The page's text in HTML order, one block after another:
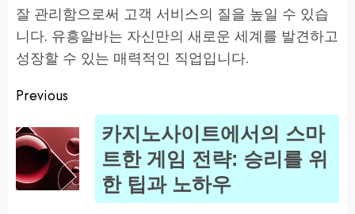
잘 관리함으로써 고객 서비스의 질을 높일 수 있습
니다. 유흥알바는 자신만의 새로운 세계를 발견하고
성장할 수 있는 매력적인 직업입니다.
Post
navigation
Previous
카지노사이트에서의 스마
트한 게임 전략: 승리를 위
한 팁과 노하우